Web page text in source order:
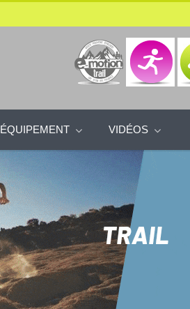
ÉQUIPEMENT VIDÉOS